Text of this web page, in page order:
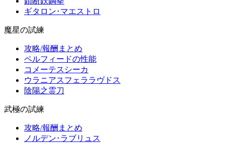
ギタロン･マエストロ
魔星の試練
攻略/報酬まとめ
ペルフィードの性能
コメーテスシーカ
ウラニアスフェララヴドス
陰陽之霊刀
武極の試練
攻略/報酬まとめ
ノルデン･ラブリュス